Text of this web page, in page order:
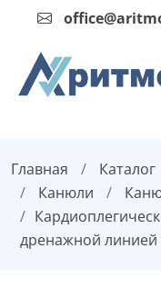
Главная Каталог
Канюли
дренажной линией